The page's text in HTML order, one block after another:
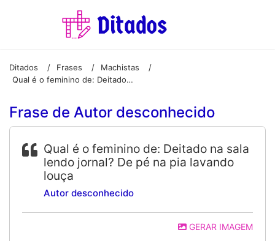
Ditados / Frases / Machistas
/
Qual é o feminino de: Deitado na sala lendo jornal? De pé na pia lavando louça
Frase de Autor desconhecido
Qual é o feminino de: Deitado na sala
lendo jornal? De pé na pia lavando
louça
Autor desconhecido
GERAR IMAGEM